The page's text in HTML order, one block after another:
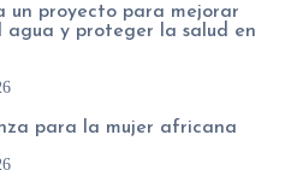
un proyecto para mejorar
agua y proteger la salud en
para la mujer africana